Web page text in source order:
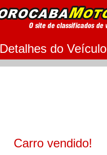
Detalhes do Veículo
Carro vendido!